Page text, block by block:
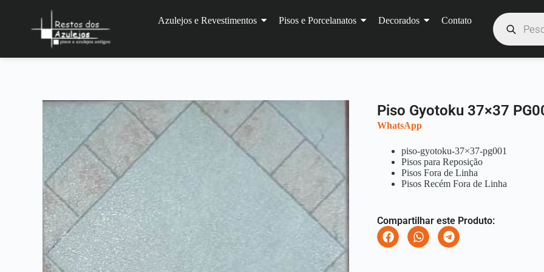
Azulejos e Revestimentos Pisos e Porcelanatos Decorados Contato
Piso Gyotoku 37×37
WhatsApp
piso-gyotoku-37×37-pg001
Pisos para Reposição
Pisos Fora de Linha
Pisos Recém Fora de Linha
Compartilhar este Produto: